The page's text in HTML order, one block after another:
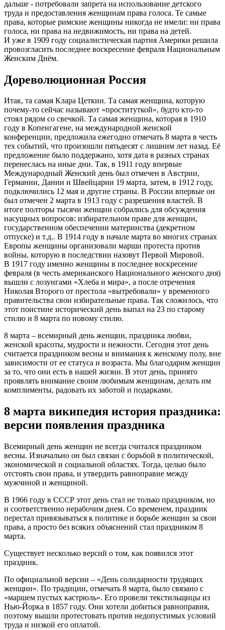
дальше - потребовали запрета на использование детского
труда и предоставления женщинам права голоса. Те самые
права, которые римские женщины никогда не имели: ни права
голоса, ни права на недвижимость, ни права на детей.
И уже в 1909 году социалистическая партия Америки решила
провозгласить последнее воскресение февраля Национальным
Женским Днём.
Дореволюционная Россия
Итак, та самая Клара Цеткин. Та самая женщина, которую
почему-то сейчас называют «проституткой», будто кто-то
стоял рядом со свечкой. Та самая женщина, которая в 1910
году в Копенгагене, на международной женской
конференции, предложила ежегодно отмечать 8 марта в честь
тех событий, что произошли пятьдесят с лишним лет назад. Её
предложение было поддержано, хотя дата в разных странах
перенеслась на иные дни. Так, в 1911 году впервые
Международный Женский день был отмечен в Австрии,
Германии, Дании и Швейцарии 19 марта, затем, в 1912 году,
подключились 12 мая и другие страны. В России впервые он
был отмечен 2 марта в 1913 году с разрешения властей. В
итоге полторы тысячи женщин собрались для обсуждения
насущных вопросов: избирательном праве для женщин,
государственном обеспечении материнства (декретном
отпуске) и т.д.. В 1914 году в начале марта во многих странах
Европы женщины организовали марши протеста против
войны, которую в последствии назовут Первой Мировой.
В 1917 году именно женщины в последнее воскресение
февраля (в честь американского Национального женского дня)
вышли с лозунгами «Хлеба и мира», а после отречения
Николая Второго от престола «вытребовали» у временного
правительства свои избирательные права. Так сложилось, что
этот поистине исторический день выпал на 23 по старому
стилю и 8 марта по новому стилю.
8 марта – всемирный день женщин, праздника любви,
женской красоты, мудрости и нежности. Сегодня этот день
считается праздником весны и внимания к женскому полу, вне
зависимости от ее статуса и возраста. Мы благодарим женщин
за то, что они есть в нашей жизни. В этот день, принято
проявлять внимание своим любимым женщинам, делать им
комплименты, радовать их заботой и подарками.
8 марта википедия история праздника:
версии появления праздника
Всемирный день женщин не всегда считался праздником
весны. Изначально он был связан с борьбой в политической,
экономической и социальной областях. Тогда, целью было
отстоять свои права, и утвердить равноправие между
мужчиной и женщиной.
В 1966 году в СССР этот день стал не только праздником, но
и соответственно нерабочим днем. Со временем, праздник
перестал привязываться к политике и борьбе женщин за свои
права, а просто без всяких объяснений стал праздником 8
марта.
Существует несколько версий о том, как появился этот
праздник.
По официальной версии – «День солидарности трудящих
женщин». По традиции, отмечать 8 марта, было связано с
«маршем пустых кастрюль». Его провели текстильщицы из
Нью-Йорка в 1857 году. Они хотели добиться равноправия,
поэтому вышли протестовать против недопустимых условий
труда и низкой его оплатой.